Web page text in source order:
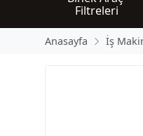
Filtreleri
Anasayfa İş